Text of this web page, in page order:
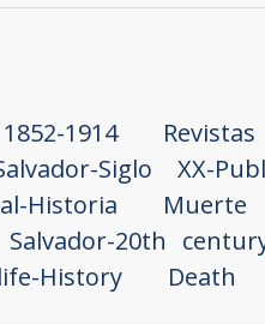
1914
Siglo XX-
Historia Muerte
20th
History Death